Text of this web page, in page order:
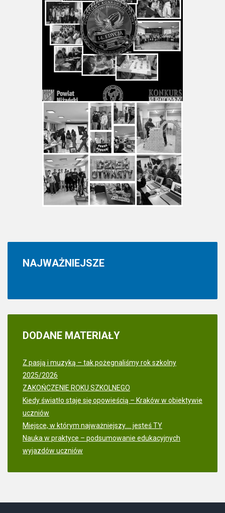
NAJWAŻNIEJSZE
DODANE MATERIAŁY
Z pasją i muzyką – tak pożegnaliśmy rok szkolny
2025/2026
ZAKOŃCZENIE ROKU SZKOLNEGO
Kiedy światło staje się opowieścią – Kraków w obiektywie
uczniów
Miejsce, w którym najważniejszy.... jesteś TY
Nauka w praktyce – podsumowanie edukacyjnych
wyjazdów uczniów